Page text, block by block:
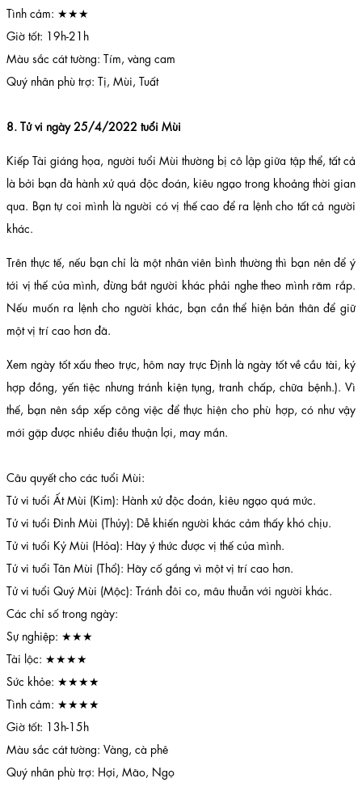
Tình cảm: ★★★
Giờ tốt: 19h-21h
Màu sắc cát tường: Tím, vàng cam
Quý nhân phù trợ: Tị, Mùi, Tuất
8. Tử vi ngày 25/4/2022 tuổi Mùi
Kiếp Tài giáng họa, người tuổi Mùi thường bị cô lập giữa tập thể, tất cả
là bởi bạn đã hành xử quá độc đoán, kiêu ngạo trong khoảng thời gian
qua. Bạn tự coi mình là người có vị thế cao để ra lệnh cho tất cả người
khác.
Trên thực tế, nếu bạn chỉ là một nhân viên bình thường thì bạn nên để ý
tới vị thế của mình, đừng bắt người khác phải nghe theo mình răm rắp.
Nếu muốn ra lệnh cho người khác, bạn cần thể hiện bản thân để giữ
một vị trí cao hơn đã.
Xem ngày tốt xấu theo trực, hôm nay trực Định là ngày tốt về cầu tài, ký
hợp đồng, yến tiệc nhưng tránh kiện tụng, tranh chấp, chữa bệnh.). Vì
thế, bạn nên sắp xếp công việc để thực hiện cho phù hợp, có như vậy
mới gặp được nhiều điều thuận lợi, may mắn.
Câu quyết cho các tuổi Mùi:
Tử vi tuổi Ất Mùi (Kim): Hành xử độc đoán, kiêu ngạo quá mức.
Tử vi tuổi Đinh Mùi (Thủy): Dễ khiến người khác cảm thấy khó chịu.
Tử vi tuổi Kỷ Mùi (Hỏa): Hãy ý thức được vị thế của mình.
Tử vi tuổi Tân Mùi (Thổ): Hãy cố gắng vì một vị trí cao hơn.
Tử vi tuổi Quý Mùi (Mộc): Tránh đôi co, mâu thuẫn với người khác.
Các chỉ số trong ngày:
Sự nghiệp: ★★★
Tài lộc: ★★★★
Sức khỏe: ★★★★
Tình cảm: ★★★★
Giờ tốt: 13h-15h
Màu sắc cát tường: Vàng, cà phê
Quý nhân phù trợ: Hợi, Mão, Ngọ